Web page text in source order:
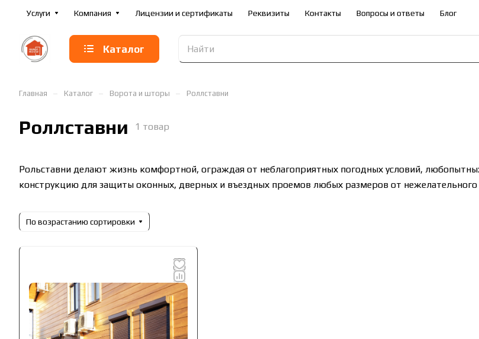
Услуги Компания Лицензии и сертификаты Реквизиты Контакты Вопросы и ответы Блог
Каталог
Главная – Каталог – Ворота и шторы – Роллставни
Роллставни 1 товар
Рольставни делают жизнь комфортной, ограждая от неблагоприятных погодных условий,
конструкцию для защиты оконных, дверных и въездных проемов любых размеров от нежелательного
По возрастанию сортировки